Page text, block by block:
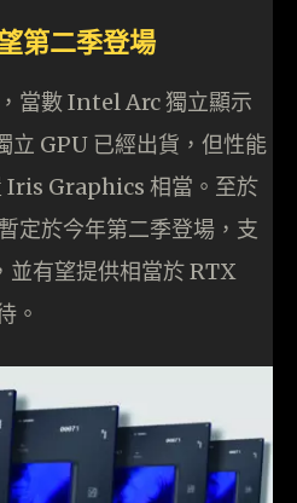
第二季登場
當數 Intel Arc 獨立顯示
GPU 已經出貨，但性能
Iris Graphics 相當。至於
定於今年第二季登場，支
有望提供相當於 RTX
。